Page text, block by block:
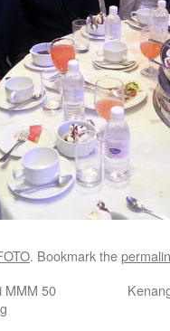
. Bookmark the
MMM 50